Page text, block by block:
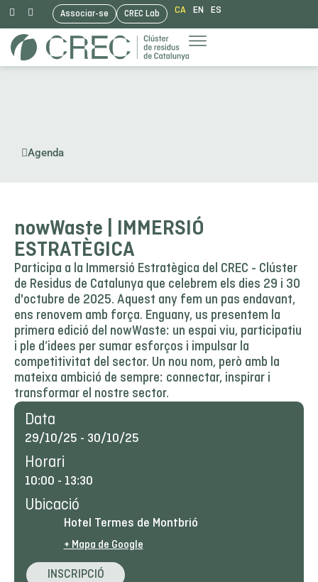
Vés
al
Associar-se CREC Lab CA EN ES
Agenda
nowWaste | IMMERSIÓ
ESTRATÈGICA
Participa a la Immersió Estratègica del CREC - Clúster
de Residus de Catalunya que celebrem els dies 29 i 30
d'octubre de 2025. Aquest any fem un pas endavant,
ens renovem amb força. Enguany, us presentem la
primera edició del nowWaste: un espai viu, participatiu
i ple d’idees per sumar esforços i impulsar la
competitivitat del sector. Un nou nom, però amb la
mateixa ambició de sempre: connectar, inspirar i
transformar el nostre sector.
Data
29/10/25 - 30/10/25
Horari
10:00 - 13:30
Ubicació
Hotel Termes de Montbrió
+ Mapa de Google
INSCRIPCIÓ